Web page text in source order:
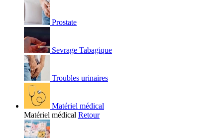
Prostate
Sevrage Tabagique
Troubles urinaires
Matériel médical
Matériel médical Retour